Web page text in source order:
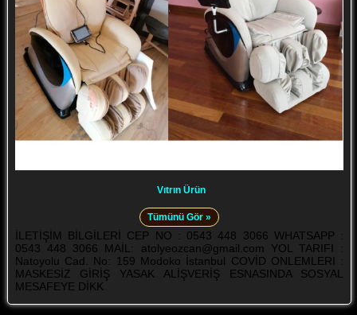
Vıtrın Ürün
Tümünü Gör »
İLETİŞİM BİLGİLERİ CEP NO : 0543 448 3066 WHATSAPP :
0543 448 3066 MAİL: atolyeozcan@gmail.com YOL TARIFI :
Natoyolu Cad. No: 159 Modoko İstanbul COVİD ONLEMLERI :
MASKESİZ GİRİŞ YASAK ALİŞVERİŞ ESNASINDA SOSYAL
MESAFEYE DİKK